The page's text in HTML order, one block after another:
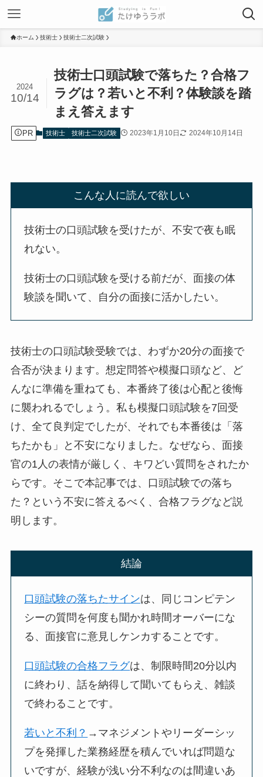
ホーム 技術士 技術士二次試験
技術士口頭試験で落ちた？合格フ
ラグは？若いと不利？体験談を踏
まえ答えます
2024
10/14
PR 技術士 技術士二次試験 2023年1月10日 2024年10月14日
こんな人に読んで欲しい
技術士の口頭試験を受けたが、不安で夜も眠
れない。
技術士の口頭試験を受ける前だが、面接の体
験談を聞いて、自分の面接に活かしたい。
技術士の口頭試験受験では、わずか20分の面接で
合否が決まります。想定問答や模擬口頭など、ど
んなに準備を重ねても、本番終了後は心配と後悔
に襲われるでしょう。私も模擬口頭試験を7回受
け、全て良判定でしたが、それでも本番後は「落
ちたかも」と不安になりました。なぜなら、面接
官の1人の表情が厳しく、キワどい質問をされたか
らです。そこで本記事では、口頭試験での落ち
た？という不安に答えるべく、合格フラグなど説
明します。
結論
口頭試験の落ちたサインは、同じコンピテン
シーの質問を何度も聞かれ時間オーバーにな
る、面接官に意見しケンカすることです。
口頭試験の合格フラグは、制限時間20分以内
に終わり、話を納得して聞いてもらえ、雑談
で終わることです。
若いと不利？ →マネジメントやリーダーシッ
プを発揮した業務経歴を積んでいれば問題な
いですが、経験が浅い分不利なのは間違いあ